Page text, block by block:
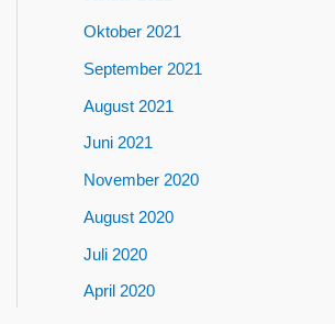
Oktober 2021
September 2021
August 2021
Juni 2021
November 2020
August 2020
Juli 2020
April 2020